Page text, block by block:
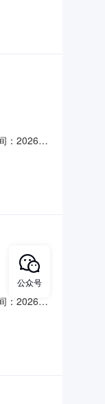
需承担
：2026-
：2026-
过的新
公众号